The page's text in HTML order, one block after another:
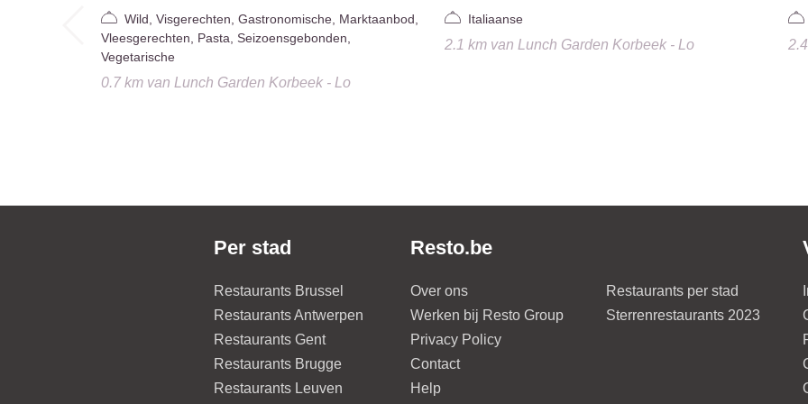
Wild, Visgerechten, Gastronomische, Marktaanbod,
Vleesgerechten, Pasta, Seizoensgebonden,
Vegetarische
0.7 kmvan Lunch Garden Korbeek - Lo
Italiaanse
2.1 kmvan Lunch Garden Korbeek - Lo
Per stad
Restaurants Brussel
Restaurants Antwerpen
Restaurants Gent
Restaurants Brugge
Restaurants Leuven
Resto.be
Over ons
Werken bij Resto Group
Privacy Policy
Contact
Help
Restaurants per stad
Sterrenrestaurants 2023